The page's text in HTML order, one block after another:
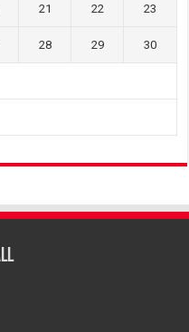
21 22 23
28 29 30